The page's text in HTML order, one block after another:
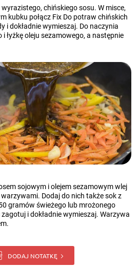
chińskiego sosu. W misce,
kubku połącz Fix Do potraw chińskich
i dokładnie wymieszaj. Do naczynia
i łyżkę oleju sezamowego, a następnie
sojowym i olejem sezamowym wlej
Dodaj do nich także sok z
gramów świeżego lub mrożonego
i dokładnie wymieszaj. Warzywa
DODAJ NOTATKĘ